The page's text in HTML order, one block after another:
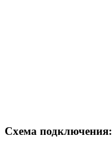
Схема подключения: